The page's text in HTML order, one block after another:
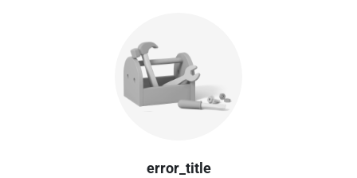
error_title